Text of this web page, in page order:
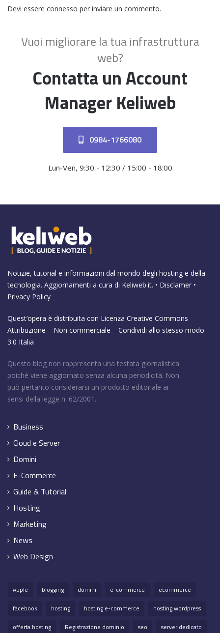
Devi essere connesso per inviare un commento.
Vuoi migliorare la tua infrastruttura
web?
Contatta un Account
Manager Keliweb
0984-1766080
Lun-Ven, 9:30 - 12:30 / 15:00 - 18:00
Notizie, tutorial e informazioni dal mondo degli hosting e della
tecnologia. Aggiornamenti a cura di Keliweb.it. • Disclamer •
Privacy Policy
Quest’opera è distribuita con Licenza Creative Commons
Attribuzione – Non commerciale – Condividi allo stesso modo
3.0 Italia
Questo blog non rappresenta una testata giornalistica
poiché viene aggiornato senza alcuna periodicità. Non
può pertanto considerarsi un prodotto editoriale ai
sensi della legge n. 62/2001.
Business
Cloud e Server
Domini
E-Commerce
Guide & Tutorial
Hosting
Marketing
News
Web Design
Apple blogging domini e-commerce
ecommerce
facebook
hosting hosting e-commerce
hosting wordpress
offerta hosting
Registrazione dominio seo server dedicato